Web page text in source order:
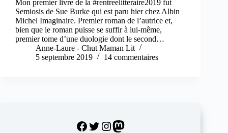
Mon premier livre de la #rentreelitteraire2019 fut
Semiosis de Sue Burke qui est paru hier chez Albin
Michel Imaginaire. Premier roman de l’autrice et,
bien que le roman puisse se suffir à lui-même,
premier tome d’une duologie dont le second…
Anne-Laure - Chut Maman Lit
5 septembre 2019
14 commentaires
Facebook
Twitter
Instagram
Mastodon